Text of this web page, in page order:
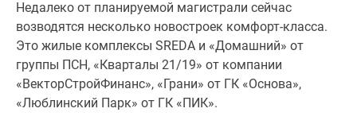
Видео
360°
новостроек
Субсидированная
застройщиком
Rutube
Недалеко от планируемой магистрали сейчас
возводятся несколько новостроек комфорт-класса.
Это жилые комплексы SREDA и «Домашний» от
группы ПСН, «Кварталы 21/19» от компании
«ВекторСтройФинанс», «Грани» от ГК «Основа»,
«Люблинский Парк» от ГК «ПИК».